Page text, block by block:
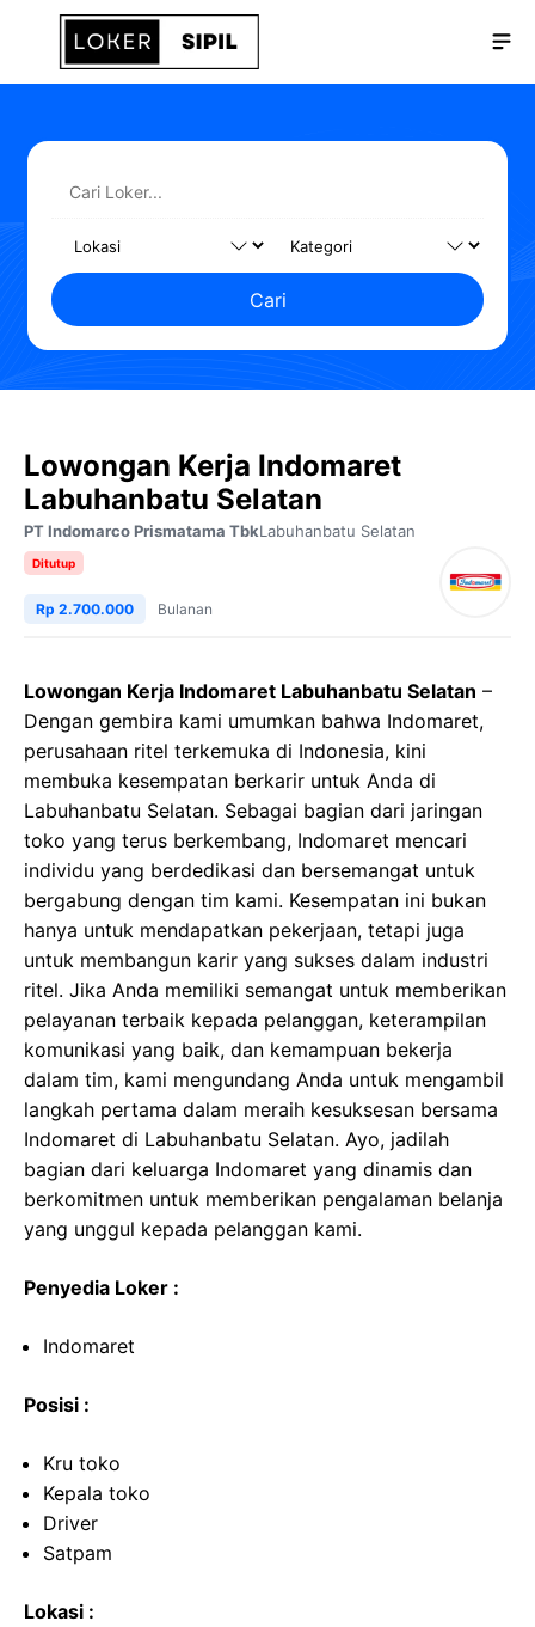
Langsung
Cari
Lowongan Kerja Indomaret
Labuhanbatu Selatan
PT Indomarco Prismatama TbkLabuhanbatu Selatan
Ditutup
Rp 2.700.000 Bulanan
Lowongan Kerja Indomaret Labuhanbatu Selatan –
Dengan gembira kami umumkan bahwa Indomaret,
perusahaan ritel terkemuka di Indonesia, kini
membuka kesempatan berkarir untuk Anda di
Labuhanbatu Selatan. Sebagai bagian dari jaringan
toko yang terus berkembang, Indomaret mencari
individu yang berdedikasi dan bersemangat untuk
bergabung dengan tim kami. Kesempatan ini bukan
hanya untuk mendapatkan pekerjaan, tetapi juga
untuk membangun karir yang sukses dalam industri
ritel. Jika Anda memiliki semangat untuk memberikan
pelayanan terbaik kepada pelanggan, keterampilan
komunikasi yang baik, dan kemampuan bekerja
dalam tim, kami mengundang Anda untuk mengambil
langkah pertama dalam meraih kesuksesan bersama
Indomaret di Labuhanbatu Selatan. Ayo, jadilah
bagian dari keluarga Indomaret yang dinamis dan
berkomitmen untuk memberikan pengalaman belanja
yang unggul kepada pelanggan kami.
Penyedia Loker :
Indomaret
Posisi :
Kru toko
Kepala toko
Driver
Satpam
Lokasi :